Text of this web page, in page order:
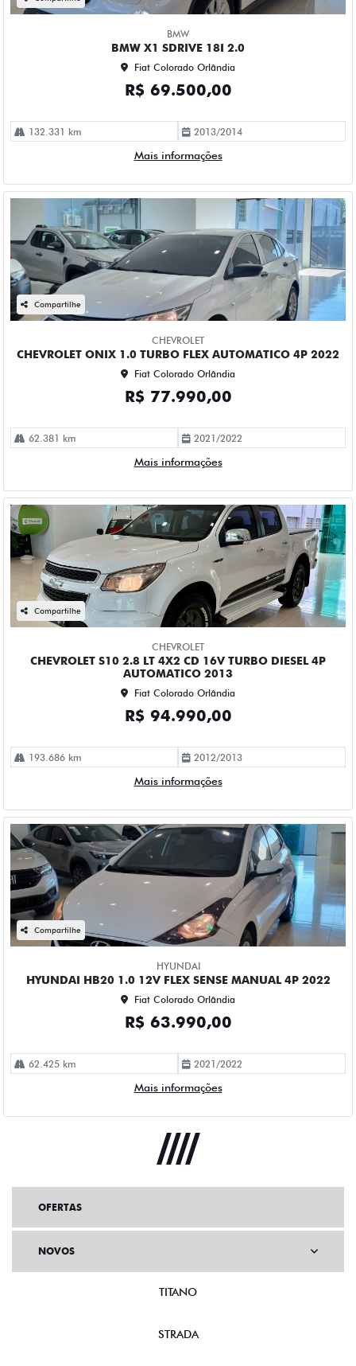
BMW
BMW X1 SDRIVE 18I 2.0
Fiat Colorado Orlândia
R$ 69.500,00
132.331 km 2013/2014
Mais informações
Compartilhe
CHEVROLET
CHEVROLET ONIX 1.0 TURBO FLEX AUTOMATICO 4P 2022
Fiat Colorado Orlândia
R$ 77.990,00
62.381 km 2021/2022
Mais informações
Compartilhe
CHEVROLET
CHEVROLET S10 2.8 LT 4X2 CD 16V TURBO DIESEL 4P
AUTOMATICO 2013
Fiat Colorado Orlândia
R$ 94.990,00
193.686 km 2012/2013
Mais informações
Compartilhe
HYUNDAI
HYUNDAI HB20 1.0 12V FLEX SENSE MANUAL 4P 2022
Fiat Colorado Orlândia
R$ 63.990,00
62.425 km 2021/2022
Mais informações
OFERTAS
NOVOS
TITANO
STRADA